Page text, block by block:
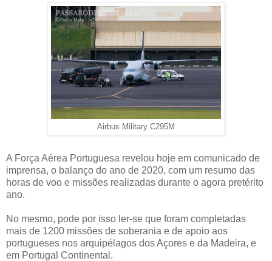
Airbus Military C295M
A Força Aérea Portuguesa revelou hoje em comunicado de
imprensa, o balanço do ano de 2020, com um resumo das
horas de voo e missões realizadas durante o agora pretérito
ano.
No mesmo, pode por isso ler-se que foram completadas
mais de 1200 missões de soberania e de apoio aos
portugueses nos arquipélagos dos Açores e da Madeira, e
em Portugal Continental.